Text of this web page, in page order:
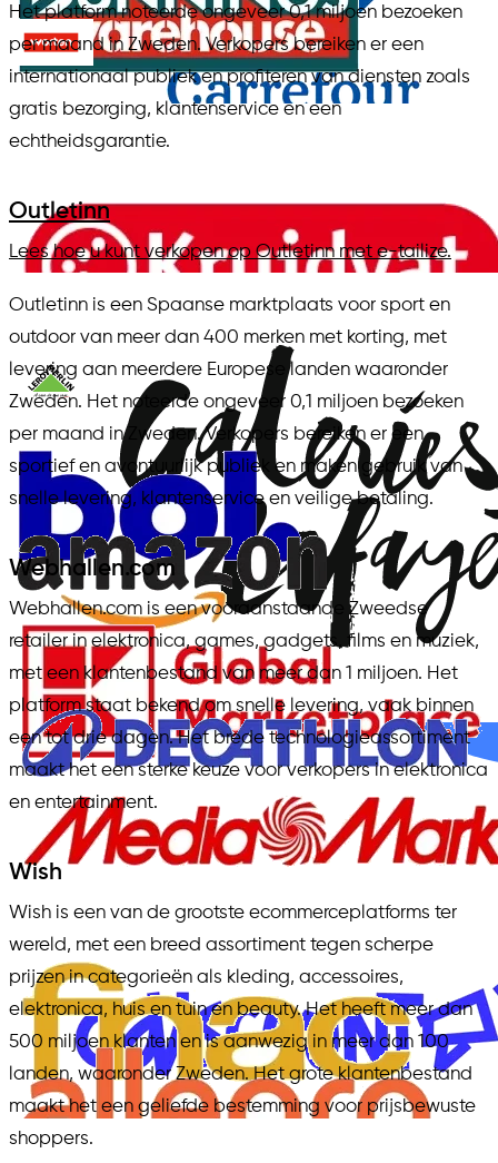
Het platform noteerde ongeveer 0,1 miljoen bezoeken
per maand in Zweden. Verkopers bereiken er een
internationaal publiek en profiteren van diensten zoals
gratis bezorging, klantenservice en een
echtheidsgarantie.
Outletinn
Lees hoe u kunt verkopen op Outletinn met e-tailize.
Outletinn is een Spaanse marktplaats voor sport en
outdoor van meer dan 400 merken met korting, met
levering aan meerdere Europese landen waaronder
Zweden. Het noteerde ongeveer 0,1 miljoen bezoeken
per maand in Zweden. Verkopers bereiken er een
sportief en avontuurlijk publiek en maken gebruik van
snelle levering, klantenservice en veilige betaling.
Webhallen.com
Webhallen.com is een vooraanstaande Zweedse
retailer in elektronica, games, gadgets, films en muziek,
met een klantenbestand van meer dan 1 miljoen. Het
platform staat bekend om snelle levering, vaak binnen
een tot drie dagen. Het brede technologieassortiment
maakt het een sterke keuze voor verkopers in elektronica
en entertainment.
Wish
Wish is een van de grootste ecommerceplatforms ter
wereld, met een breed assortiment tegen scherpe
prijzen in categorieën als kleding, accessoires,
elektronica, huis en tuin en beauty. Het heeft meer dan
500 miljoen klanten en is aanwezig in meer dan 100
landen, waaronder Zweden. Het grote klantenbestand
maakt het een geliefde bestemming voor prijsbewuste
shoppers.